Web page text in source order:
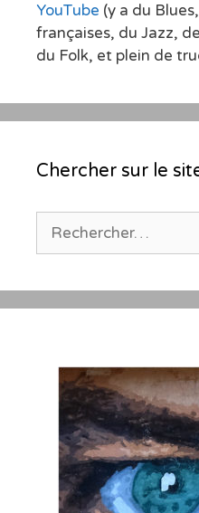
YouTube (y a du
françaises, du Jazz,
du Folk, et plein de
Chercher sur le
Rechercher :